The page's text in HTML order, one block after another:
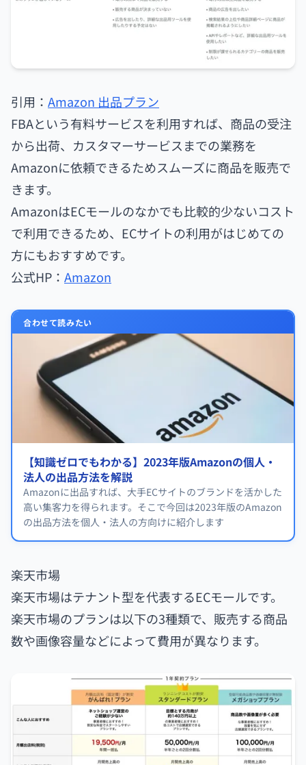
引用： Amazon 出品プラン
FBAという有料サービスを利用すれば、商品の受注
から出荷、カスタマーサービスまでの業務を
Amazonに依頼できるためスムーズに商品を販売で
きます。
AmazonはECモールのなかでも比較的少ないコスト
で利用できるため、ECサイトの利用がはじめての
方にもおすすめです。
公式HP： Amazon
合わせて読みたい
【知識ゼロでもわかる】2023年版Amazonの個人・
法人の出品方法を解説
Amazonに出品すれば、大手ECサイトのブランドを活かした
高い集客力を得られます。そこで今回は2023年版のAmazon
の出品方法を個人・法人の方向けに紹介します
楽天市場
楽天市場はテナント型を代表するECモールです。
楽天市場のプランは以下の3種類で、販売する商品
数や画像容量などによって費用が異なります。